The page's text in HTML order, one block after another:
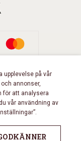
upplevelse på vår
annonser,
för att analysera
vår användning av